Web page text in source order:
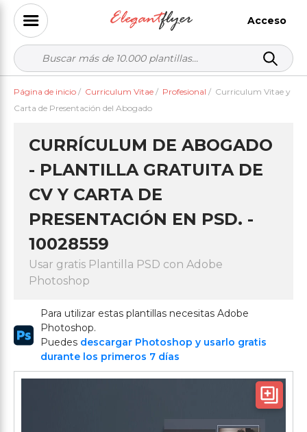
Acceso
Página de inicio / Curriculum Vitae / Profesional / Curriculum Vitae y
Carta de Presentación del Abogado
CURRÍCULUM DE ABOGADO
- PLANTILLA GRATUITA DE
CV Y CARTA DE
PRESENTACIÓN EN PSD. -
10028559
Usar gratis Plantilla PSD con Adobe
Photoshop
Para utilizar estas plantillas necesitas Adobe
Photoshop.
Puedes descargar Photoshop y usarlo gratis
durante los primeros 7 días